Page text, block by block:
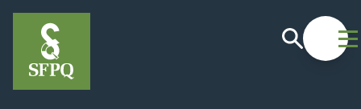
Recherche